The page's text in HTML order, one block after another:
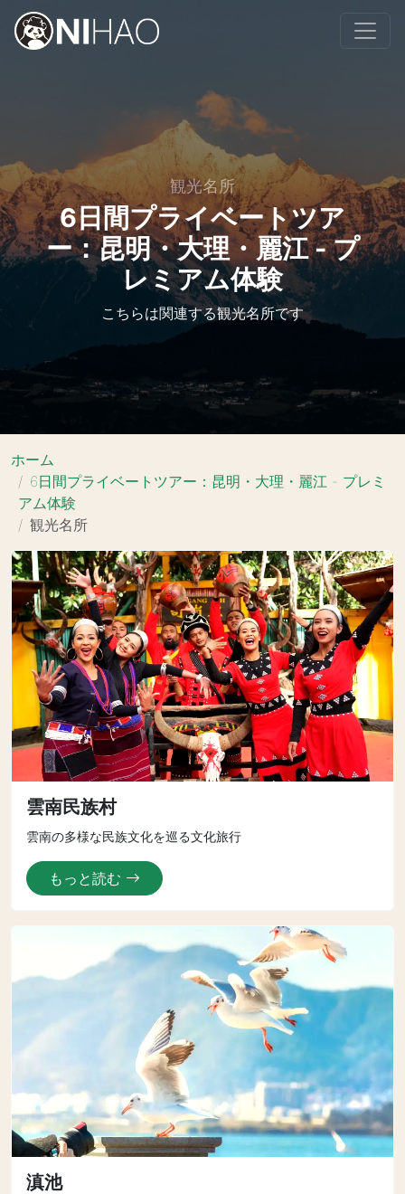
観光名所
6日間プライベートツア
ー：昆明・大理・麗江 - プ
レミアム体験
こちらは関連する観光名所です
ホーム
6日間プライベートツアー：昆明・大理・麗江 - プレミ
アム体験
観光名所
雲南民族村
雲南の多様な民族文化を巡る文化旅行
もっと読む
滇池